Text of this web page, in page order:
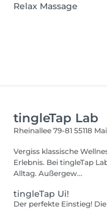
Relax Massage
tingleTap Lab
Rheinallee 79-8155118
Vergiss klassische
Erlebnis. Bei tingleTap Lab erwartet dich eine bewusste Auszeit vom
Alltag. Außergew...
tingleTap Ui!